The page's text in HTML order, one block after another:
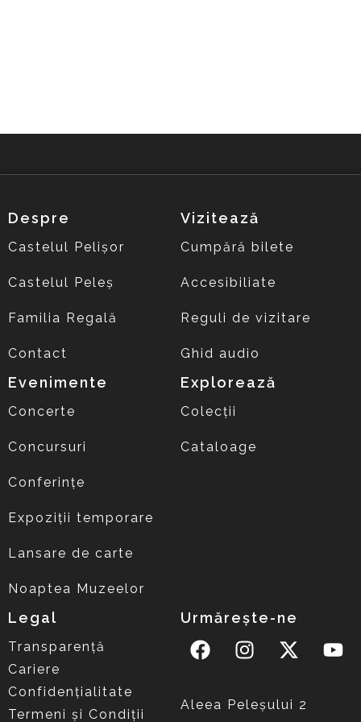
Despre
Castelul Pelișor
Castelul Peleș
Familia Regală
Contact
Vizitează
Cumpără bilete
Accesibiliate
Reguli de vizitare
Ghid audio
Evenimente
Concerte
Concursuri
Conferințe
Expoziții temporare
Lansare de carte
Noaptea Muzeelor
Explorează
Colecții
Cataloage
Legal
Transparență
Cariere
Confidențialitate
Termeni și Condiții
Urmărește-ne
Aleea Peleşului 2